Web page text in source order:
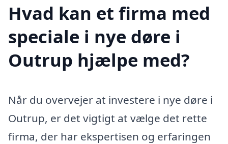
Hvad kan et firma med
speciale i nye døre i
Outrup hjælpe med?
Når du overvejer at investere i nye døre i
Outrup, er det vigtigt at vælge det rette
firma, der har ekspertisen og erfaringen